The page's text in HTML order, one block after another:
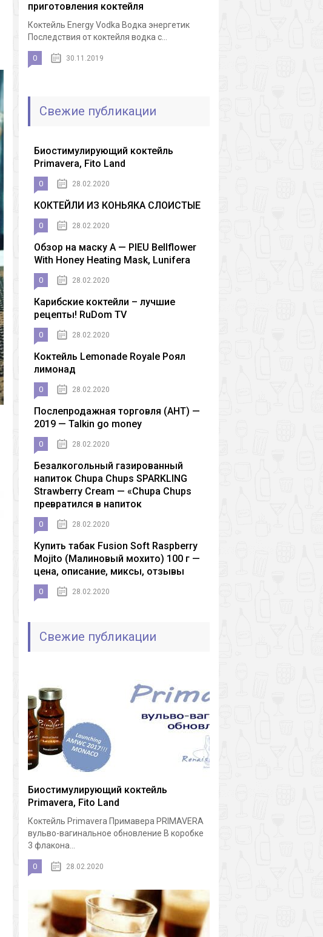
приготовления коктейля
Коктейль Energy Vodka Водка энергетик
Последствия от коктейля водка с...
0 30.11.2019
Свежие публикации
Биостимулирующий коктейль
Primavera, Fito Land
0 28.02.2020
КОКТЕЙЛИ ИЗ КОНЬЯКА СЛОИСТЫЕ
0 28.02.2020
Обзор на маску A — PIEU Bellflower
With Honey Heating Mask, Lunifera
0 28.02.2020
Карибские коктейли – лучшие
рецепты! RuDom TV
0 28.02.2020
Коктейль Lemonade Royale Роял
лимонад
0 28.02.2020
Послепродажная торговля (AHT) —
2019 — Talkin go money
0 28.02.2020
Безалкогольный газированный
напиток Chupa Chups SPARKLING
Strawberry Cream — «Chupa Chups
превратился в напиток
0 28.02.2020
Купить табак Fusion Soft Raspberry
Mojito (Малиновый мохито) 100 г —
цена, описание, миксы, отзывы
0 28.02.2020
Свежие публикации
Биостимулирующий коктейль
Primavera, Fito Land
Коктейль Primavera Примавера PRIMAVERA
вульво-вагинальное обновление В коробке
3 флакона...
0 28.02.2020